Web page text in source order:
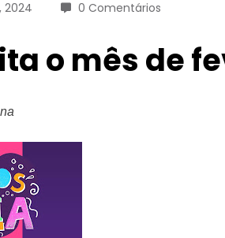
2024 0 Comentários
o mês de